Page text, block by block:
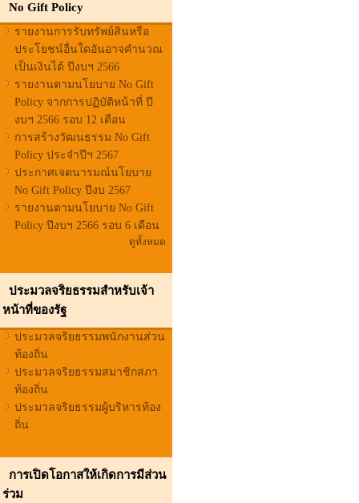
No Gift Policy
รายงานการรับทรัพย์สินหรือ
ประโยชน์อื่นใดอันอาจคำนวณ
เป็นเงินได้ ปีงบฯ 2566
รายงานตามนโยบาย No Gift
Policy จากการปฏิบัติหน้าที่ ปี
งบฯ 2566 รอบ 12 เดือน
การสร้างวัฒนธรรม No Gift
Policy ประจำปีฯ 2567
ประกาศเจตนารมณ์นโยบาย
No Gift Policy ปีงบ 2567
รายงานตามนโยบาย No Gift
Policy ปีงบฯ 2566 รอบ 6 เดือน
ดูทั้งหมด
ประมวลจริยธรรมสำหรับเจ้า
หน้าที่ของรัฐ
ประมวลจริยธรรมพนักงานส่วน
ท้องถิ่น
ประมวลจริยธรรมสมาชิกสภา
ท้องถิ่น
ประมวลจริยธรรมผู้บริหารท้อง
ถิ่น
การเปิดโอกาสให้เกิดการมีส่วน
ร่วม